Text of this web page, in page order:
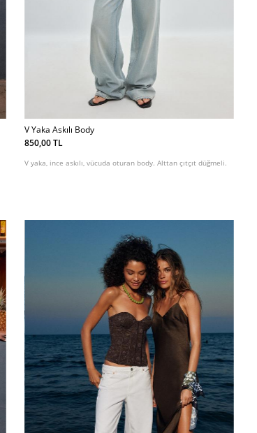
V Yaka Askılı Body
850,00 TL
V yaka, ince askılı, vücuda oturan body. Alttan çıtçıt düğmeli.